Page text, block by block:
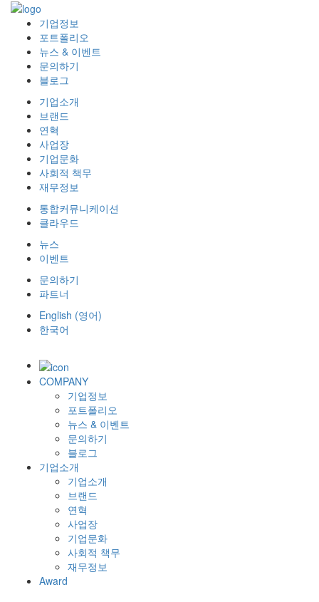
기업정보
포트폴리오
뉴스 & 이벤트
문의하기
블로그
기업소개
브랜드
연혁
사업장
기업문화
사회적 책무
재무정보
통합커뮤니케이션
클라우드
뉴스
이벤트
문의하기
파트너
English (영어)
한국어
COMPANY
기업정보
포트폴리오
뉴스 & 이벤트
문의하기
블로그
기업소개
기업소개
브랜드
연혁
사업장
기업문화
사회적 책무
재무정보
Award